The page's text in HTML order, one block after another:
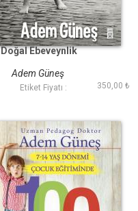
Doğal Ebeveynlik
Adem Güneş
Etiket Fiyatı : 350,00 ₺